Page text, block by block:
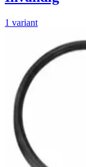
1 variant